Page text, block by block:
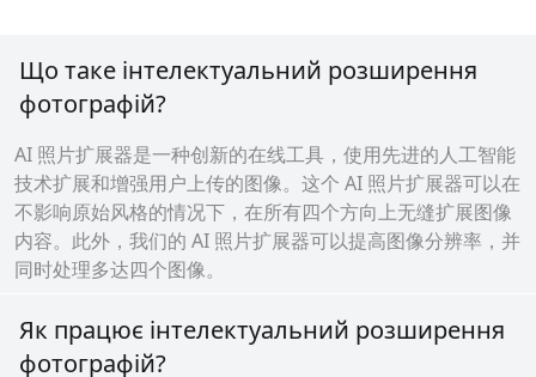
Що таке інтелектуальний розширення
фотографій?
AI 照片扩展器是一种创新的在线工具，使用先进的人工智能
技术扩展和增强用户上传的图像。这个 AI 照片扩展器可以在
不影响原始风格的情况下，在所有四个方向上无缝扩展图像
内容。此外，我们的 AI 照片扩展器可以提高图像分辨率，并
同时处理多达四个图像。
Як працює інтелектуальний розширення
фотографій?